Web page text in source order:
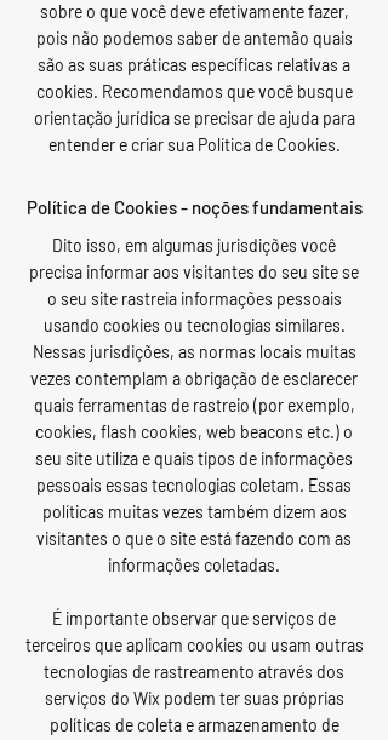
sobre o que você deve efetivamente fazer,
pois não podemos saber de antemão quais
são as suas práticas específicas relativas a
cookies. Recomendamos que você busque
orientação jurídica se precisar de ajuda para
entender e criar sua Política de Cookies.
Política de Cookies - noções fundamentais
Dito isso, em algumas jurisdições você
precisa informar aos visitantes do seu site se
o seu site rastreia informações pessoais
usando cookies ou tecnologias similares.
Nessas jurisdições, as normas locais muitas
vezes contemplam a obrigação de esclarecer
quais ferramentas de rastreio (por exemplo,
cookies, flash cookies, web beacons etc.) o
seu site utiliza e quais tipos de informações
pessoais essas tecnologias coletam. Essas
políticas muitas vezes também dizem aos
visitantes o que o site está fazendo com as
informações coletadas.
É importante observar que serviços de
terceiros que aplicam cookies ou usam outras
tecnologias de rastreamento através dos
serviços do Wix podem ter suas próprias
políticas de coleta e armazenamento de